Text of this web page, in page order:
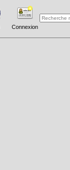
Connexion